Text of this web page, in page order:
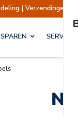
| Verzendingen